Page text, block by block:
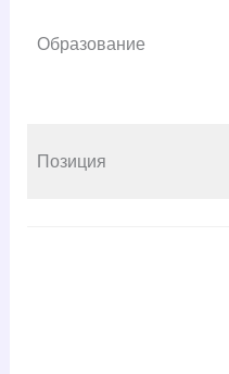
Образование
Позиция